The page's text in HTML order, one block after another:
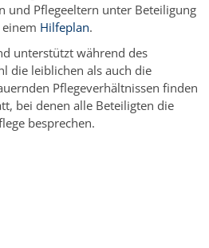
und Pflegeeltern unter Beteiligung
Hilfeplan.
unterstützt während des
die leiblichen als auch die
Pflegeverhältnissen finden
bei denen alle Beteiligten die
besprechen.